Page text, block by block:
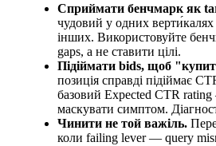
Сприймати бенчмарк як
чудовий у одних
інших. Використовуйте
gaps, а не ставити цілі.
Підіймати bids, щоб
позиція справді підіймає
базовий Expected CTR
маскувати симптом.
Чинити не той важіль.
коли failing lever — query